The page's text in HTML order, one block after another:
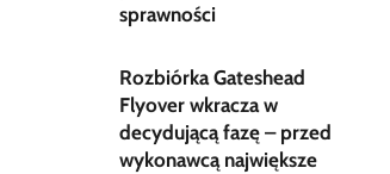
sprawności
Rozbiórka Gateshead
Flyover wkracza w
decydującą fazę – przed
wykonawcą największe